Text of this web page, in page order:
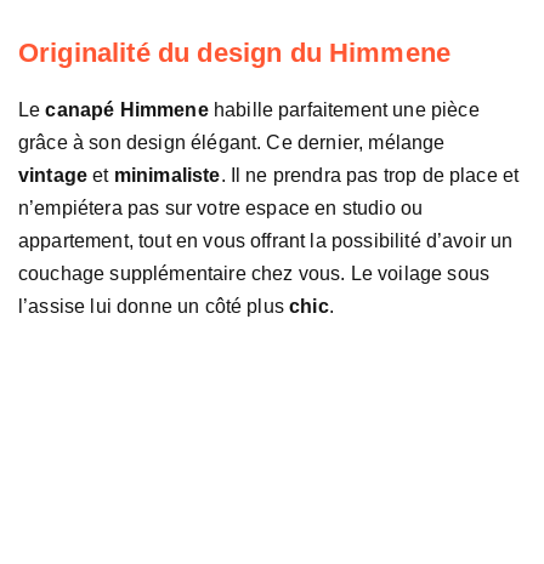
Originalité du design du Himmene
Lecanapé Himmenehabille parfaitement une pièce
grâce à son design élégant. Ce dernier, mélange
vintage et minimaliste. Il ne prendra pas trop de place et
n’empiétera pas sur votre espace en studio ou
appartement, tout en vous offrant la possibilité d’avoir un
couchage supplémentaire chez vous. Le voilage sous
l’assise lui donne un côté pluschic.